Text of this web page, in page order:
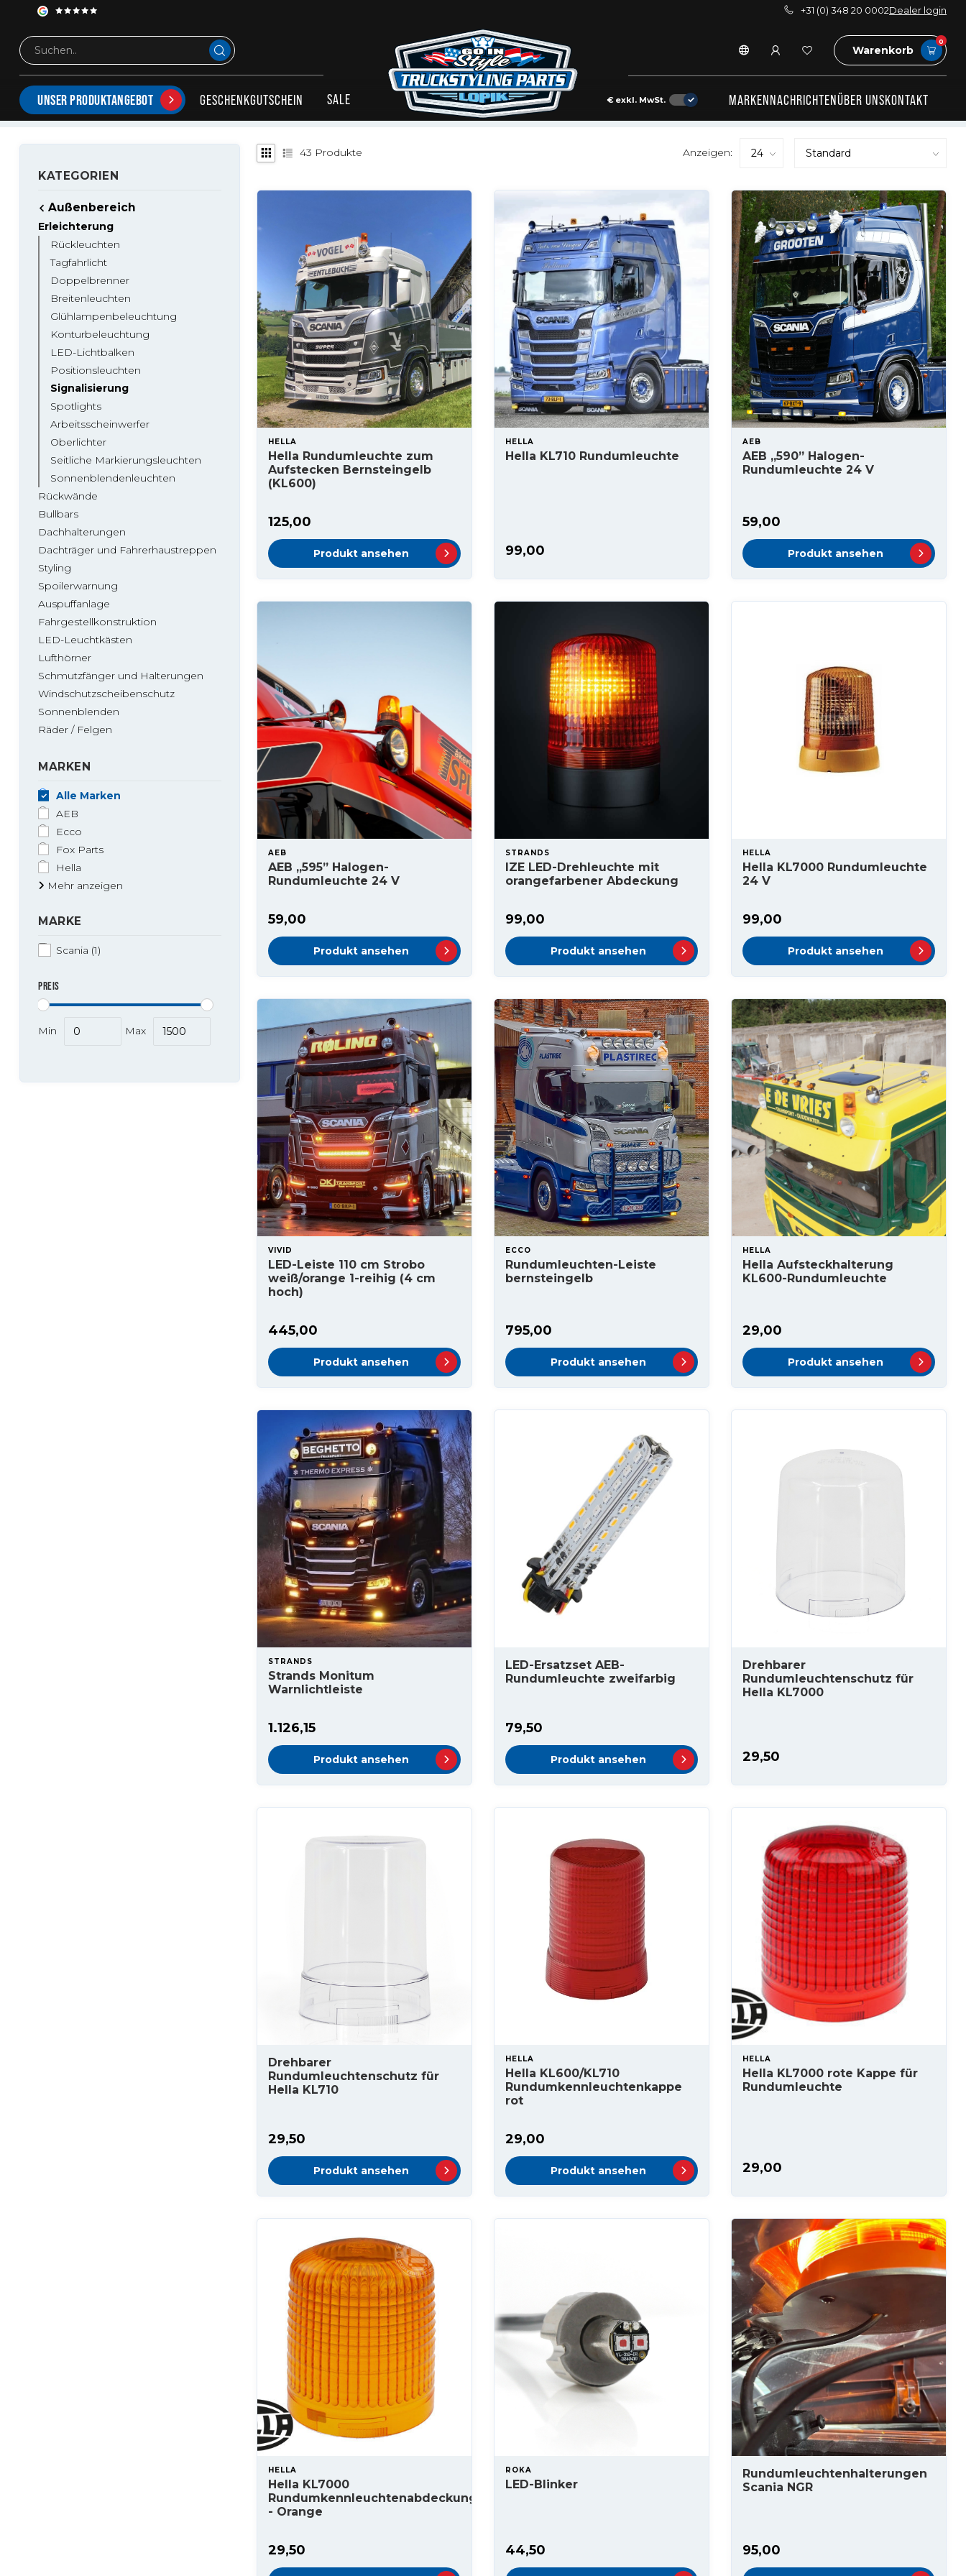
+31 (0) 348 20 0002Dealer login
Warenkorb
0
UNSER PRODUKTANGEBOT GESCHENKGUTSCHEIN SALE € exkl. MwSt. MARKENNACHRICHTENÜBER UNSKONTAKT
SIGNALGEBUNG IN ALLEN FORMEN
Rundumleuchten, Rundumleuchtenbalken, Blitzleuchten und Zubehör.
KATEGORIEN
Außenbereich
Erleichterung
Rückleuchten
Tagfahrlicht
Doppelbrenner
Breitenleuchten
Glühlampenbeleuchtung
Konturbeleuchtung
LED-Lichtbalken
Positionsleuchten
Signalisierung
Spotlights
Arbeitsscheinwerfer
Oberlichter
Seitliche Markierungsleuchten
Sonnenblendenleuchten
Rückwände
Bullbars
Dachhalterungen
Dachträger und Fahrerhaustreppen
Styling
Spoilerwarnung
Auspuffanlage
Fahrgestellkonstruktion
LED-Leuchtkästen
Lufthörner
Schmutzfänger und Halterungen
Windschutzscheibenschutz
Sonnenblenden
Räder / Felgen
MARKEN
Alle Marken
AEB
Ecco
Fox Parts
Hella
Mehr anzeigen
MARKE
Scania (1)
PREIS
Min Max
43 Produkte Anzeigen:
HELLA
Hella Rundumleuchte zum
Aufstecken Bernsteingelb
(KL600)
125,00
Produkt ansehen
HELLA
Hella KL710 Rundumleuchte
99,00
AEB
AEB „590” Halogen-
Rundumleuchte 24 V
59,00
Produkt ansehen
AEB
AEB „595” Halogen-
Rundumleuchte 24 V
59,00
Produkt ansehen
STRANDS
IZE LED-Drehleuchte mit
orangefarbener Abdeckung
99,00
Produkt ansehen
HELLA
Hella KL7000 Rundumleuchte
24 V
99,00
Produkt ansehen
VIVID
LED-Leiste 110 cm Strobo
weiß/orange 1-reihig (4 cm
hoch)
445,00
Produkt ansehen
ECCO
Rundumleuchten-Leiste
bernsteingelb
795,00
Produkt ansehen
HELLA
Hella Aufsteckhalterung
KL600-Rundumleuchte
29,00
Produkt ansehen
STRANDS
Strands Monitum
Warnlichtleiste
1.126,15
Produkt ansehen
LED-Ersatzset AEB-
Rundumleuchte zweifarbig
79,50
Produkt ansehen
Drehbarer
Rundumleuchtenschutz für
Hella KL7000
29,50
Drehbarer
Rundumleuchtenschutz für
Hella KL710
29,50
Produkt ansehen
HELLA
Hella KL600/KL710
Rundumkennleuchtenkappe
rot
29,00
Produkt ansehen
HELLA
Hella KL7000 rote Kappe für
Rundumleuchte
29,00
HELLA
Hella KL7000
Rundumkennleuchtenabdeckung
- Orange
29,50
ROKA
LED-Blinker
44,50
Rundumleuchtenhalterungen
Scania NGR
95,00